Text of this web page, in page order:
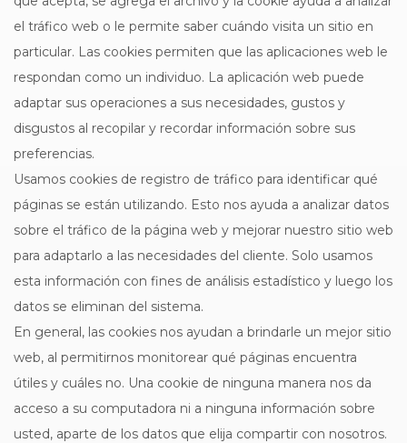
el tráfico web o le permite saber cuándo visita un sitio en
particular. Las cookies permiten que las aplicaciones web le
respondan como un individuo. La aplicación web puede
adaptar sus operaciones a sus necesidades, gustos y
disgustos al recopilar y recordar información sobre sus
preferencias.
Usamos cookies de registro de tráfico para identificar qué
páginas se están utilizando. Esto nos ayuda a analizar datos
sobre el tráfico de la página web y mejorar nuestro sitio web
para adaptarlo a las necesidades del cliente. Solo usamos
esta información con fines de análisis estadístico y luego los
datos se eliminan del sistema.
En general, las cookies nos ayudan a brindarle un mejor sitio
web, al permitirnos monitorear qué páginas encuentra
útiles y cuáles no. Una cookie de ninguna manera nos da
acceso a su computadora ni a ninguna información sobre
usted, aparte de los datos que elija compartir con nosotros.